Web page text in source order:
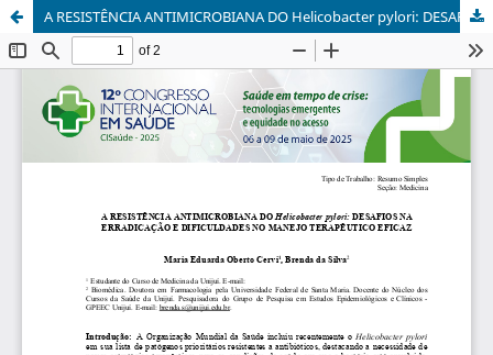
A RESISTÊNCIA ANTIMICROBIANA DO Helicobacter pylori: DESAFIOS NA ERRADICAÇÃO E DIFICULDADES NO MANEJO TERAPÊUTICO EFICAZ